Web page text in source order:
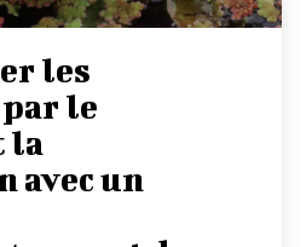
les
le
la
avec un